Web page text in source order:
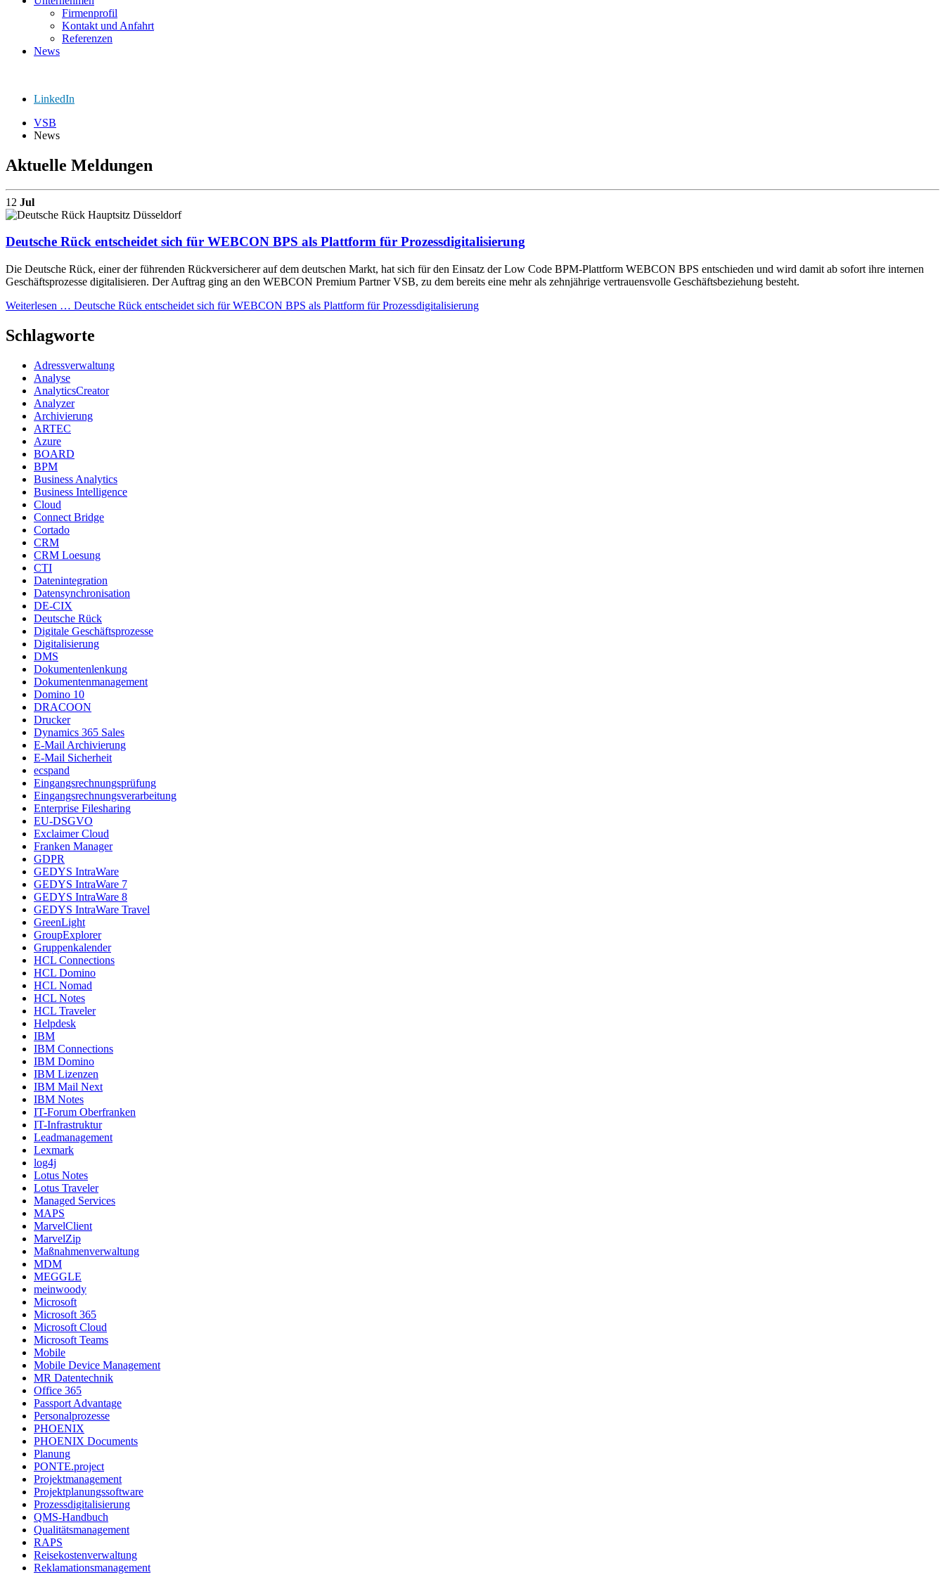
Firmenprofil
Kontakt und Anfahrt
Referenzen
News
LinkedIn
VSB
News
Aktuelle Meldungen
12 Jul
Deutsche Rück entscheidet sich für WEBCON BPS als Plattform für Prozessdigitalisierung
Die Deutsche Rück, einer der führenden Rückversicherer auf dem deutschen Markt, hat sich für den Einsatz der Low Code BPM-Plattform WEBCON BPS entschieden und wird damit ab sofort ihre internen
Geschäftsprozesse digitalisieren. Der Auftrag ging an den WEBCON Premium Partner VSB, zu dem bereits eine mehr als zehnjährige vertrauensvolle Geschäftsbeziehung besteht.
Weiterlesen … Deutsche Rück entscheidet sich für WEBCON BPS als Plattform für Prozessdigitalisierung
Schlagworte
Adressverwaltung
Analyse
AnalyticsCreator
Analyzer
Archivierung
ARTEC
Azure
BOARD
BPM
Business Analytics
Business Intelligence
Cloud
Connect Bridge
Cortado
CRM
CRM Loesung
CTI
Datenintegration
Datensynchronisation
DE-CIX
Deutsche Rück
Digitale Geschäftsprozesse
Digitalisierung
DMS
Dokumentenlenkung
Dokumentenmanagement
Domino 10
DRACOON
Drucker
Dynamics 365 Sales
E-Mail Archivierung
E-Mail Sicherheit
ecspand
Eingangsrechnungsprüfung
Eingangsrechnungsverarbeitung
Enterprise Filesharing
EU-DSGVO
Exclaimer Cloud
Franken Manager
GDPR
GEDYS IntraWare
GEDYS IntraWare 7
GEDYS IntraWare 8
GEDYS IntraWare Travel
GreenLight
GroupExplorer
Gruppenkalender
HCL Connections
HCL Domino
HCL Nomad
HCL Notes
HCL Traveler
Helpdesk
IBM
IBM Connections
IBM Domino
IBM Lizenzen
IBM Mail Next
IBM Notes
IT-Forum Oberfranken
IT-Infrastruktur
Leadmanagement
Lexmark
log4j
Lotus Notes
Lotus Traveler
Managed Services
MAPS
MarvelClient
MarvelZip
Maßnahmenverwaltung
MDM
MEGGLE
meinwoody
Microsoft
Microsoft 365
Microsoft Cloud
Microsoft Teams
Mobile
Mobile Device Management
MR Datentechnik
Office 365
Passport Advantage
Personalprozesse
PHOENIX
PHOENIX Documents
Planung
PONTE.project
Projektmanagement
Projektplanungssoftware
Prozessdigitalisierung
QMS-Handbuch
Qualitätsmanagement
RAPS
Reisekostenverwaltung
Reklamationsmanagement